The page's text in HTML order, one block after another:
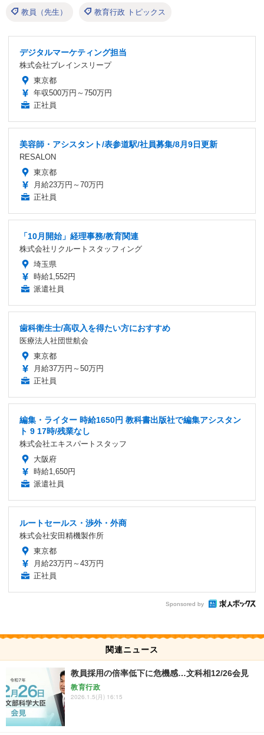
教員（先生） 教育行政 トピックス
デジタルマーケティング担当
株式会社ブレインスリープ
東京都
年収500万円～750万円
正社員
美容師・アシスタント/表参道駅/社員募集/8月9日更新
RESALON
東京都
月給23万円～70万円
正社員
「10月開始」経理事務/教育関連
株式会社リクルートスタッフィング
埼玉県
時給1,552円
派遣社員
歯科衛生士/高収入を得たい方におすすめ
医療法人社団世航会
東京都
月給37万円～50万円
正社員
編集・ライター 時給1650円 教科書出版社で編集アシスタン
ト 9 17時/残業なし
株式会社エキスパートスタッフ
大阪府
時給1,650円
派遣社員
ルートセールス・渉外・外商
株式会社安田精機製作所
東京都
月給23万円～43万円
正社員
Sponsored by
関連ニュース
教員採用の倍率低下に危機感…文科相12/26会見
教育行政
2026.1.5(月) 16:15